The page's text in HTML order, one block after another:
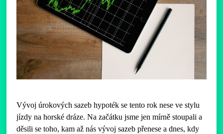
Vývoj úrokových sazeb hypoték se tento rok nese ve stylu
jízdy na horské dráze. Na začátku jsme jen mírně stoupali a
děsili se toho, kam až nás vývoj sazeb přenese a dnes, kdy